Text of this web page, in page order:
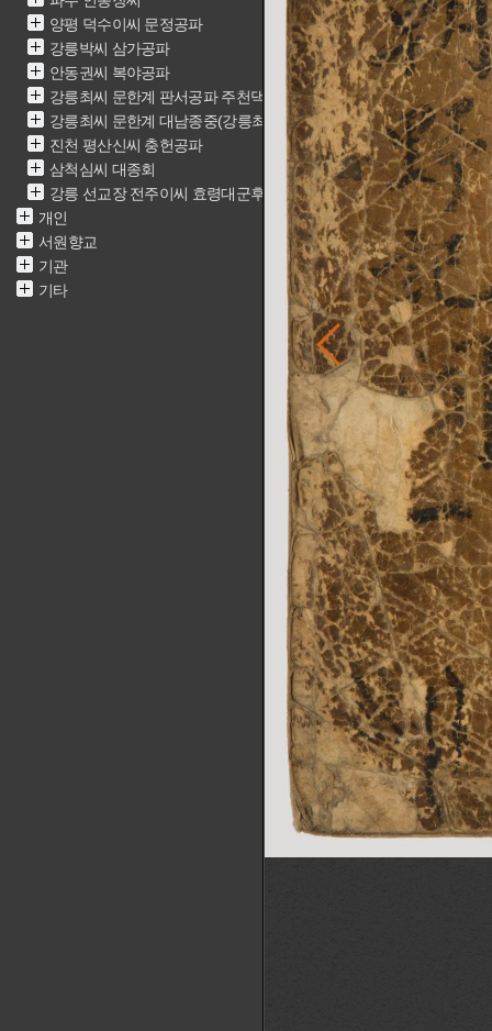
양평 덕수이씨 문정공파
강릉박씨 삼가공파
안동권씨 복야공파
강릉최씨 문한계 판서공파 주천댁(최근중)
강릉최씨 문한계 대남종중(강릉최씨 문한계 재실)
진천 평산신씨 충헌공파
삼척심씨 대종회
강릉 선교장 전주이씨 효령대군후손가
개인
서원향교
기관
기타